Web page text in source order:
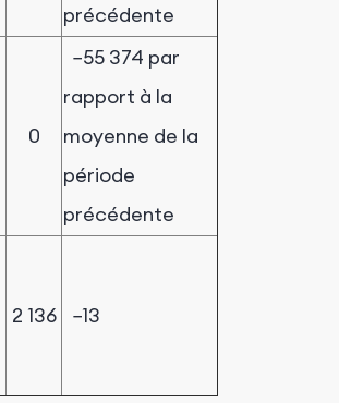
précédente
0
−55 374 par
rapport à la
moyenne de la
période
précédente
2 136 −13